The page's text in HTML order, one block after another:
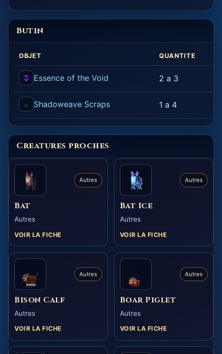
Butin
OBJET QUANTITE
Essence of the Void 2 a 3
Shadoweave Scraps 1 a 4
Creatures proches
Autres
Bat
Autres
VOIR LA FICHE
Autres
Bat Ice
Autres
VOIR LA FICHE
Autres
Bison Calf
Autres
VOIR LA FICHE
Autres
Boar Piglet
Autres
VOIR LA FICHE